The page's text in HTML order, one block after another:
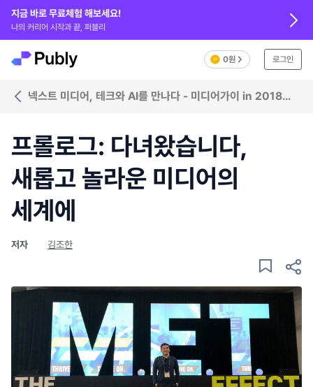
지금 바로 무료체험 해보세요!
나의 커리어 시작과 끝, 퍼블리
0원 로그인
넥스트 미디어, 테크와 AI를 만나다 - 미디어가이 in 2018
프롤로그: 다녀왔습니다,
새롭고 놀라운 미디어의
세계에
저자 김조한